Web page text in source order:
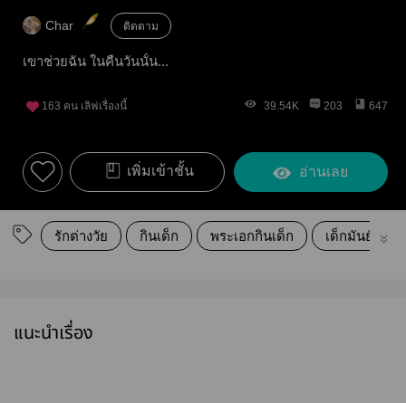
Char ติดตาม
เขาช่วยฉัน ในคืนวันนั้น...
163 คน เลิฟเรื่องนี้ 39.54K 203 647
เพิ่มเข้าชั้น อ่านเลย
รักต่างวัย กินเด็ก พระเอกกินเด็ก เด็กมันยั่ว
แนะนำเรื่อง